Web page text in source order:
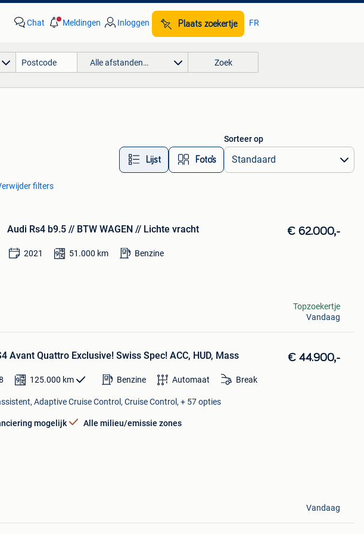
Chat Meldingen Inloggen Plaats zoekertje FR
Alle afstanden… Zoek
Lijst Foto’s
Sorteer op
filters
Audi Rs4 b9.5 // BTW WAGEN // Lichte vracht € 62.000,-
2021 51.000 km Benzine
Topzoekertje
Vandaag
Avant Quattro Exclusive! Swiss Spec! ACC, HUD, Mass € 44.900,-
125.000 km Benzine Automaat Break
Adaptive Cruise Control, Cruise Control, + 57 opties
mogelijk Alle milieu/emissie zones
Vandaag